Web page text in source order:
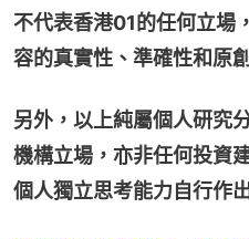
不代表香港01的任何立場
容的真實性、準確性和原
另外，以上純屬個人研究
機構立場，亦非任何投資
個人獨立思考能力自行作